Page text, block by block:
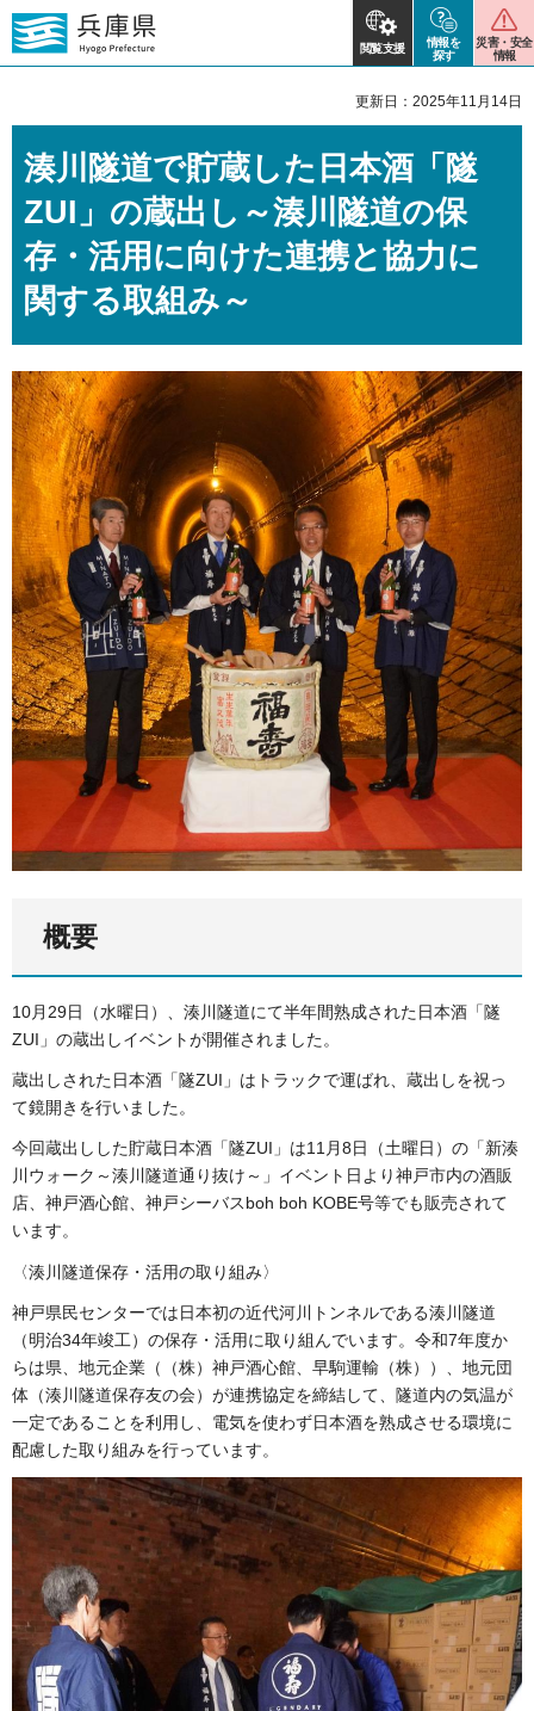
閲覧支援
情報を
探す
災害・安全
情報
更新日：2025年11月14日
湊川隧道で貯蔵した日本酒「隧
ZUI」の蔵出し～湊川隧道の保
存・活用に向けた連携と協力に
関する取組み～
概要
10月29日（水曜日）、湊川隧道にて半年間熟成された日本酒「隧
ZUI」の蔵出しイベントが開催されました。
蔵出しされた日本酒「隧ZUI」はトラックで運ばれ、蔵出しを祝っ
て鏡開きを行いました。
今回蔵出しした貯蔵日本酒「隧ZUI」は11月8日（土曜日）の「新湊
川ウォーク～湊川隧道通り抜け～」イベント日より神戸市内の酒販
店、神戸酒心館、神戸シーバスboh boh KOBE号等でも販売されて
います。
〈湊川隧道保存・活用の取り組み〉
神戸県民センターでは日本初の近代河川トンネルである湊川隧道
（明治34年竣工）の保存・活用に取り組んでいます。令和7年度か
らは県、地元企業（（株）神戸酒心館、早駒運輸（株））、地元団
体（湊川隧道保存友の会）が連携協定を締結して、隧道内の気温が
一定であることを利用し、電気を使わず日本酒を熟成させる環境に
配慮した取り組みを行っています。